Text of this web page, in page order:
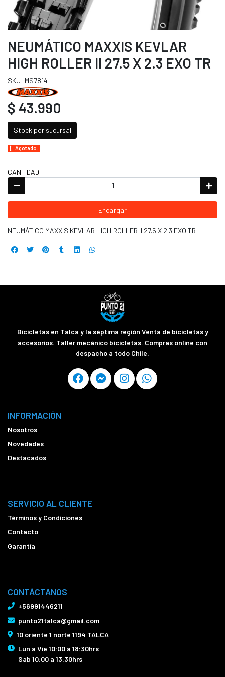
NEUMÁTICO MAXXIS KEVLAR
HIGH ROLLER II 27.5 X 2.3 EXO TR
SKU: MS7814
$ 43.990
Stock por sucursal
Agotado.
CANTIDAD
Encargar
NEUMÁTICO MAXXIS KEVLAR HIGH ROLLER II 27.5 X 2.3 EXO TR
Bicicletas en Talca y la séptima región Venta de bicicletas y
accesorios. Taller mecánico bicicletas. Compras online con
despacho a todo Chile.
INFORMACIÓN
Nosotros
Novedades
Destacados
SERVICIO AL CLIENTE
Términos y Condiciones
Contacto
Garantía
CONTÁCTANOS
+56991446211
punto21talca@gmail.com
10 oriente 1 norte 1194 TALCA
Lun a Vie 10:00 a 18:30hrs
Sab 10:00 a 13:30hrs